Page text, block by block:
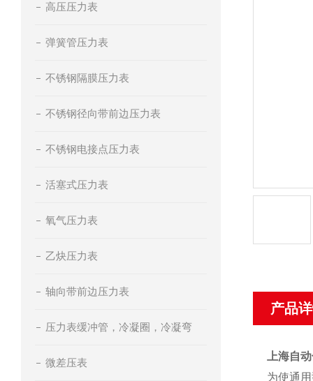
高压压力表
弹簧管压力表
不锈钢隔膜压力表
不锈钢径向带前边压力表
不锈钢电接点压力表
活塞式压力表
氧气压力表
乙炔压力表
轴向带前边压力表
压力表缓冲管，冷凝圈，冷凝弯
微差压表
产品
上海自
为使通